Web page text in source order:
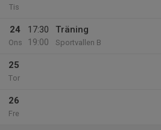
Tis
24
Ons
17:30
19:00
Träning
Sportvallen B
25
Tor
26
Fre